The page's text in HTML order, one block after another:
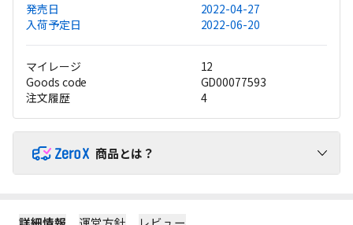
発売日
2022-04-27
入荷予定日
2022-06-20
マイレージ
12
Goods code
GD00077593
注文履歴
4
商品とは？